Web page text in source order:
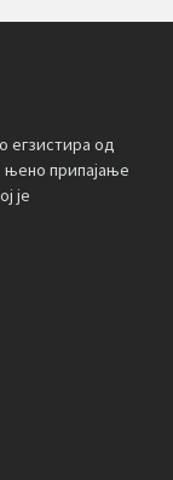
егзистира од
њено припајање
је